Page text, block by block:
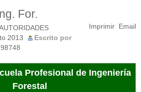
For.
Imprimir Email
2013
Escrito por
98748
Profesional de Ingeniería
Forestal